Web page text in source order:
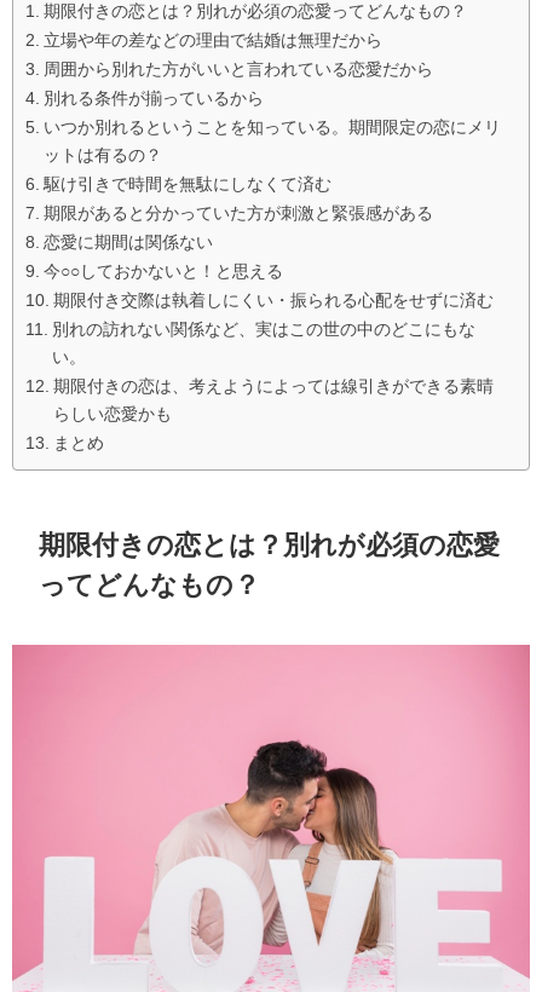
期限付きの恋とは？別れが必須の恋愛ってどんなもの？
立場や年の差などの理由で結婚は無理だから
周囲から別れた方がいいと言われている恋愛だから
別れる条件が揃っているから
いつか別れるということを知っている。期間限定の恋にメリ
ットは有るの？
駆け引きで時間を無駄にしなくて済む
期限があると分かっていた方が刺激と緊張感がある
恋愛に期間は関係ない
今○○しておかないと！と思える
期限付き交際は執着しにくい・振られる心配をせずに済む
別れの訪れない関係など、実はこの世の中のどこにもな
い。
期限付きの恋は、考えようによっては線引きができる素晴
らしい恋愛かも
まとめ
期限付きの恋とは？別れが必須の恋愛
ってどんなもの？